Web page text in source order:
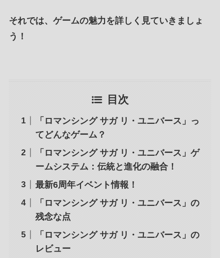
それでは、ゲームの魅力を詳しく見ていきましょ
う！
目次
「ロマンシング サガ リ・ユニバース」っ
てどんなゲーム？
「ロマンシング サガ リ・ユニバース」ゲ
ームシステム：伝統と進化の融合！
最新6周年イベント情報！
「ロマンシング サガ リ・ユニバース」の
残念な点
「ロマンシング サガ リ・ユニバース」の
レビュー